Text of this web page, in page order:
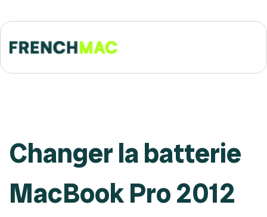
Changer la batterie
MacBook Pro 2012